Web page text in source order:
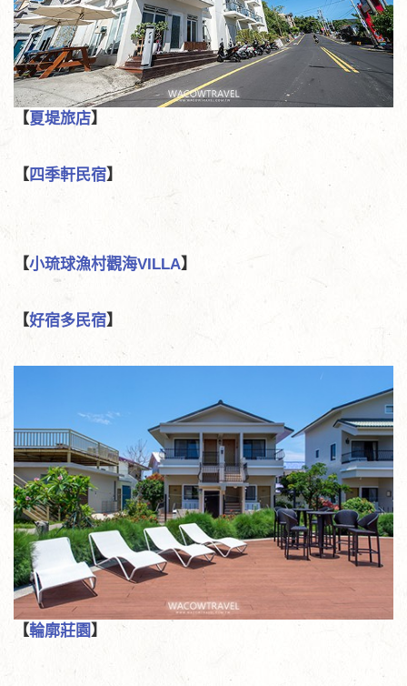
【夏堤旅店】
【四季軒民宿】
【小琉球漁村觀海VILLA】
【好宿多民宿】
【輪廓莊園 】